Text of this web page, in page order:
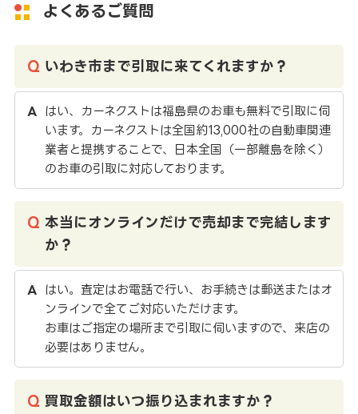
よくあるご質問
いわき市まで引取に来てくれますか？
はい、カーネクストは福島県のお車も無料で引取に伺
います。カーネクストは全国約13,000社の自動車関連
業者と提携することで、日本全国（一部離島を除く）
のお車の引取に対応しております。
本当にオンラインだけで売却まで完結します
か？
はい。査定はお電話で行い、お手続きは郵送またはオ
ンラインで全てご対応いただけます。
お車はご指定の場所まで引取に伺いますので、来店の
必要はありません。
買取金額はいつ振り込まれますか？